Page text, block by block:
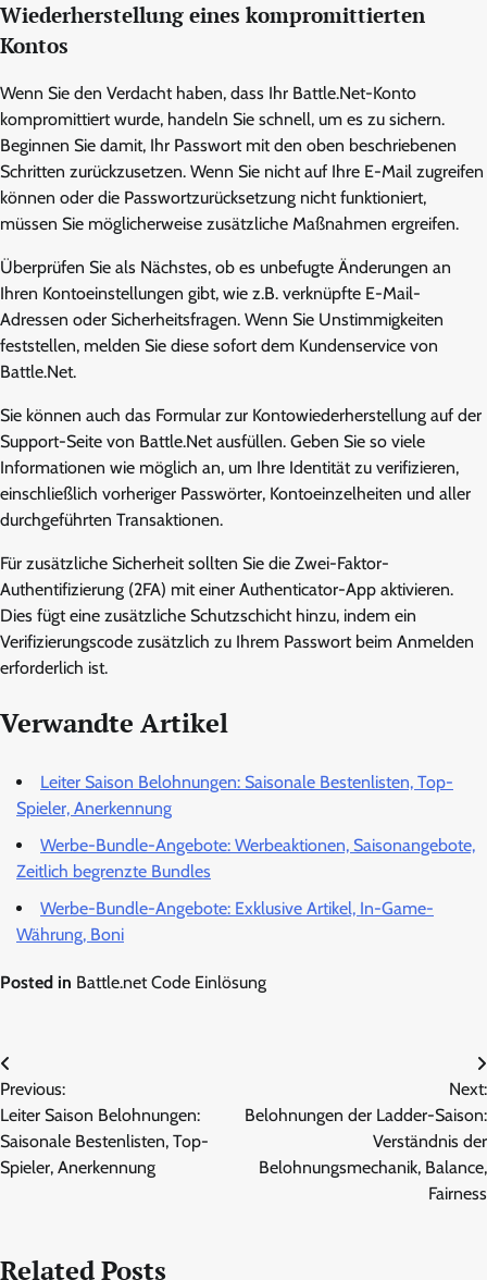
Wiederherstellung eines kompromittierten
Kontos
Wenn Sie den Verdacht haben, dass Ihr Battle.Net-Konto
kompromittiert wurde, handeln Sie schnell, um es zu sichern.
Beginnen Sie damit, Ihr Passwort mit den oben beschriebenen
Schritten zurückzusetzen. Wenn Sie nicht auf Ihre E-Mail zugreifen
können oder die Passwortzurücksetzung nicht funktioniert,
müssen Sie möglicherweise zusätzliche Maßnahmen ergreifen.
Überprüfen Sie als Nächstes, ob es unbefugte Änderungen an
Ihren Kontoeinstellungen gibt, wie z.B. verknüpfte E-Mail-
Adressen oder Sicherheitsfragen. Wenn Sie Unstimmigkeiten
feststellen, melden Sie diese sofort dem Kundenservice von
Battle.Net.
Sie können auch das Formular zur Kontowiederherstellung auf der
Support-Seite von Battle.Net ausfüllen. Geben Sie so viele
Informationen wie möglich an, um Ihre Identität zu verifizieren,
einschließlich vorheriger Passwörter, Kontoeinzelheiten und aller
durchgeführten Transaktionen.
Für zusätzliche Sicherheit sollten Sie die Zwei-Faktor-
Authentifizierung (2FA) mit einer Authenticator-App aktivieren.
Dies fügt eine zusätzliche Schutzschicht hinzu, indem ein
Verifizierungscode zusätzlich zu Ihrem Passwort beim Anmelden
erforderlich ist.
Verwandte Artikel
Leiter Saison Belohnungen: Saisonale Bestenlisten, Top-
Spieler, Anerkennung
Werbe-Bundle-Angebote: Werbeaktionen, Saisonangebote,
Zeitlich begrenzte Bundles
Werbe-Bundle-Angebote: Exklusive Artikel, In-Game-
Währung, Boni
Posted in Battle.net Code Einlösung
Post
navigation
Previous:
Leiter Saison Belohnungen:
Saisonale Bestenlisten, Top-
Spieler, Anerkennung
Next:
Belohnungen der Ladder-Saison:
Verständnis der
Belohnungsmechanik, Balance,
Fairness
Related Posts